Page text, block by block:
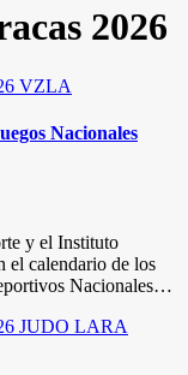
2026
VZLA
Nacionales
y el Instituto
el calendario de los
Nacionales…
JUDO LARA